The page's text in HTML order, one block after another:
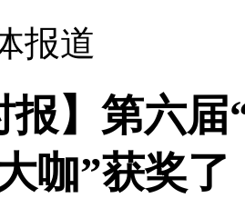
报道
报】第六
咖”获奖了